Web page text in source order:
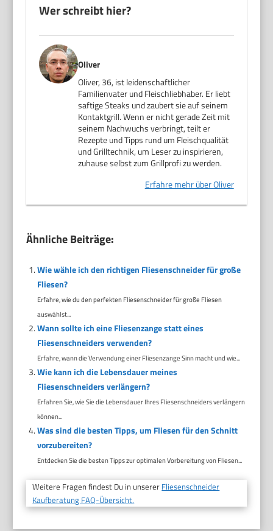
Wer schreibt hier?
Oliver
Oliver, 36, ist leidenschaftlicher
Familienvater und Fleischliebhaber. Er liebt
saftige Steaks und zaubert sie auf seinem
Kontaktgrill. Wenn er nicht gerade Zeit mit
seinem Nachwuchs verbringt, teilt er
Rezepte und Tipps rund um Fleischqualität
und Grilltechnik, um Leser zu inspirieren,
zuhause selbst zum Grillprofi zu werden.
Erfahre mehr über Oliver
Ähnliche Beiträge:
Wie wähle ich den richtigen Fliesenschneider für große
Fliesen?
Erfahre, wie du den perfekten Fliesenschneider für große Fliesen
auswählst...
Wann sollte ich eine Fliesenzange statt eines
Fliesenschneiders verwenden?
Erfahre, wann die Verwendung einer Fliesenzange Sinn macht und wie...
Wie kann ich die Lebensdauer meines
Fliesenschneiders verlängern?
Erfahren Sie, wie Sie die Lebensdauer Ihres Fliesenschneiders verlängern
können...
Was sind die besten Tipps, um Fliesen für den Schnitt
vorzubereiten?
Entdecken Sie die besten Tipps zur optimalen Vorbereitung von Fliesen...
Weitere Fragen findest Du in unserer Fliesenschneider
Kaufberatung FAQ-Übersicht.